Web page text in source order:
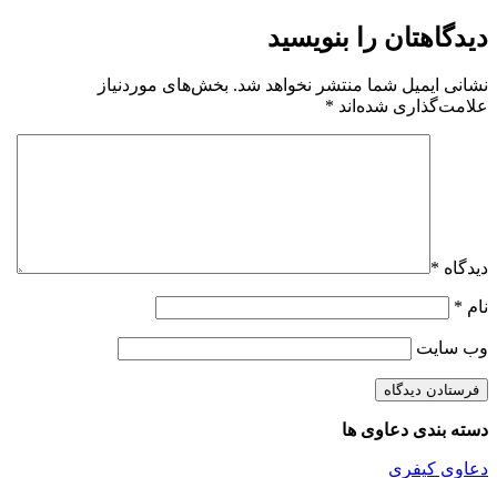
دیدگاهتان را بنویسید
نشانی ایمیل شما منتشر نخواهد شد. بخش‌های موردنیاز
علامت‌گذاری شده‌اند *
دیدگاه *
نام *
وب‌ سایت
دسته بندی دعاوی ها
دعاوی کیفری